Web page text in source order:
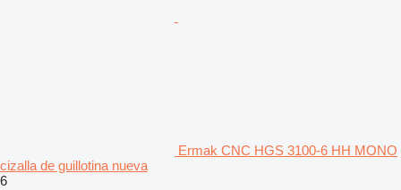
Ermak CNC HGS 3100-6 HH MONO
cizalla de guillotina nueva
6